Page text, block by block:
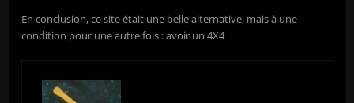
En conclusion, ce site était une belle alternative, mais à une
condition pour une autre fois : avoir un 4X4